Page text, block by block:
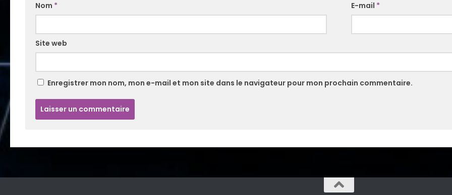
Nom * E-mail *
Site web
Enregistrer mon nom, mon e-mail et mon site dans le navigateur pour mon prochain commentaire.